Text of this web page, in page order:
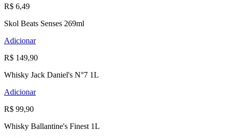
R$ 6,49
Skol Beats Senses 269ml
Adicionar
R$ 149,90
Whisky Jack Daniel's N°7 1L
Adicionar
R$ 99,90
Whisky Ballantine's Finest 1L